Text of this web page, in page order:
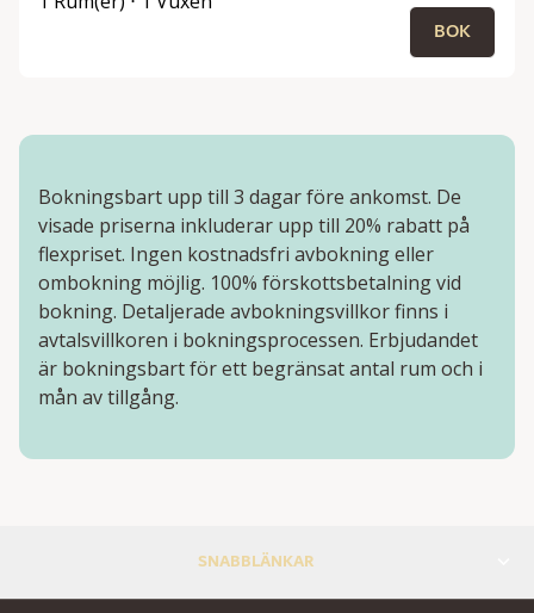
BOK
Bokningsbart upp till 3 dagar före ankomst. De
visade priserna inkluderar upp till 20% rabatt på
flexpriset. Ingen kostnadsfri avbokning eller
ombokning möjlig. 100% förskottsbetalning vid
bokning. Detaljerade avbokningsvillkor finns i
avtalsvillkoren i bokningsprocessen. Erbjudandet
är bokningsbart för ett begränsat antal rum och i
mån av tillgång.
SNABBLÄNKAR